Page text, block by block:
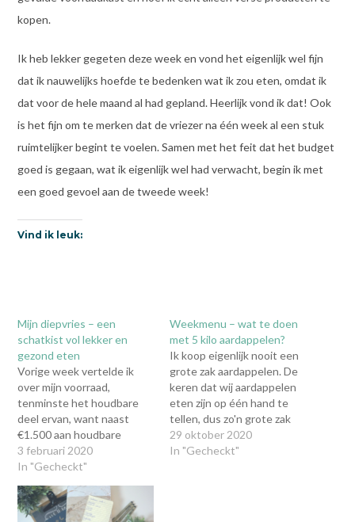
kopen.
Ik heb lekker gegeten deze week en vond het eigenlijk wel fijn
dat ik nauwelijks hoefde te bedenken wat ik zou eten, omdat ik
dat voor de hele maand al had gepland. Heerlijk vond ik dat! Ook
is het fijn om te merken dat de vriezer na één week al een stuk
ruimtelijker begint te voelen. Samen met het feit dat het budget
goed is gegaan, wat ik eigenlijk wel had verwacht, begin ik met
een goed gevoel aan de tweede week!
Vind ik leuk:
Mijn diepvries – een
schatkist vol lekker en
gezond eten
Vorige week vertelde ik
over mijn voorraad,
tenminste het houdbare
deel ervan, want naast
€1.500 aan houdbare
producten heb ik ook een
goed gevulde vriezer. De
roulatie, maar toen ik hem
afgelopen vrijdag opruimde,
3 februari 2020
In "Gecheckt"
Weekmenu – wat te doen
met 5 kilo aardappelen?
Ik koop eigenlijk nooit een
grote zak aardappelen. De
keren dat wij aardappelen
eten zijn op één hand te
tellen, dus zo'n grote zak
gaat hier eigenlijk niet op.
Toch leek het mij een leuke
29 oktober 2020
In "Gecheckt"